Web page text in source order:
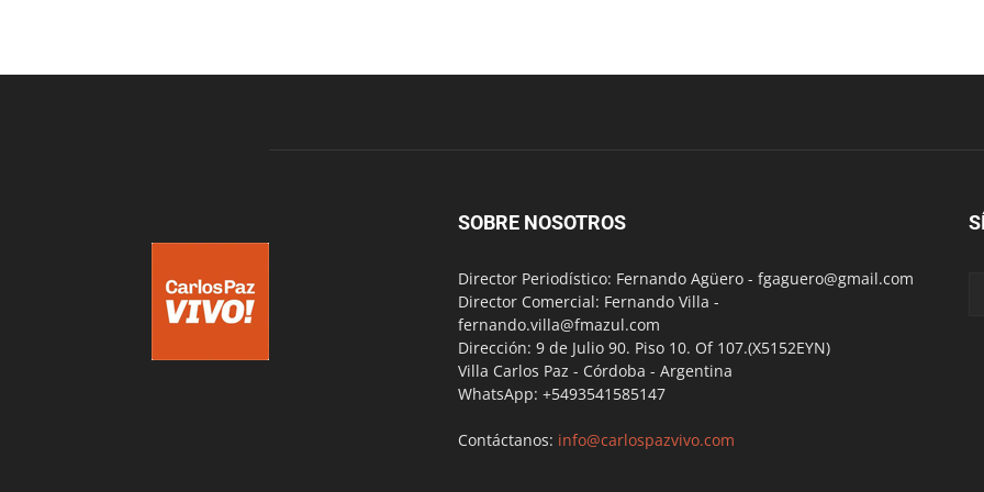
SOBRE NOSOTROS
Director Periodístico: Fernando Agüero - fgaguero@gmail.com
Director Comercial: Fernando Villa -
fernando.villa@fmazul.com
Dirección: 9 de Julio 90. Piso 10. Of 107.(X5152EYN)
Villa Carlos Paz - Córdoba - Argentina
WhatsApp: +5493541585147
Contáctanos: info@carlospazvivo.com